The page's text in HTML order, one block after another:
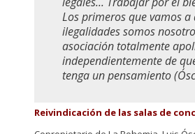
Los primeros que vamos
ilegalidades somos
asociación totalmente
independientemente de
tenga un pensamiento
Reivindicación de las salas de